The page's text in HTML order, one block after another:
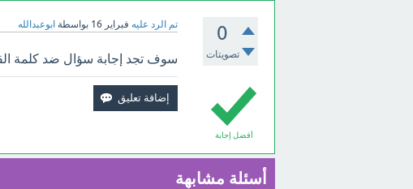
0
تصويتات
تم الرد عليه فبراير 16 بواسطة ابوعبدالله
أفضل إجابة
سوف تجد إجابة سؤال ضد كلمة
أسئلة مشابهة